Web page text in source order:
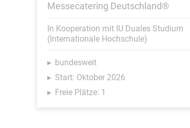
Messecatering Deutschland®
In Kooperation mit IU Duales Studium
(Internationale Hochschule)
bundesweit
Start: Oktober 2026
Freie Plätze: 1